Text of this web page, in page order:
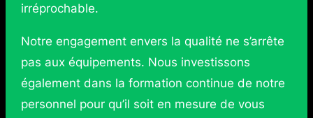
irréprochable.
Notre engagement envers la qualité ne s’arrête
pas aux équipements. Nous investissons
également dans la formation continue de notre
personnel pour qu’il soit en mesure de vous